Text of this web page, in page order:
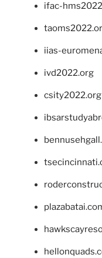
ifac-
iias-
ivd2022.org
csity2022.org